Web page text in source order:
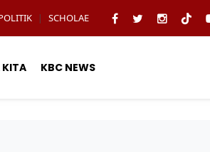
| SCHOLAE
KITA KBC NEWS